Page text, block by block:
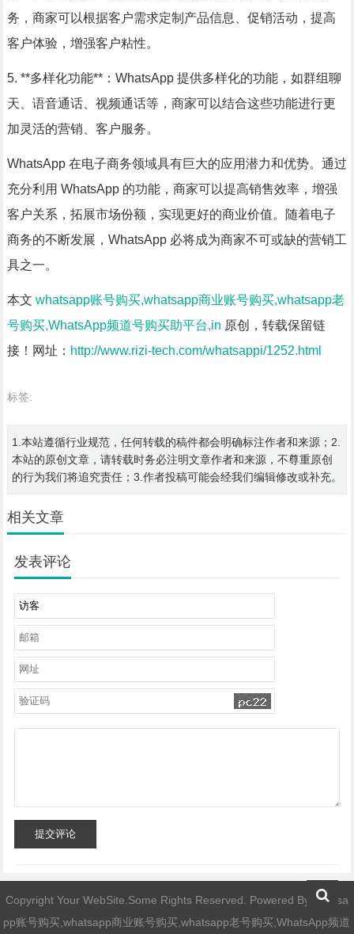
务，商家可以根据客户需求定制产品信息、促销活动，提高
客户体验，增强客户粘性。
5. **多样化功能**：WhatsApp 提供多样化的功能，如群组聊
天、语音通话、视频通话等，商家可以结合这些功能进行更
加灵活的营销、客户服务。
WhatsApp 在电子商务领域具有巨大的应用潜力和优势。通过
充分利用 WhatsApp 的功能，商家可以提高销售效率，增强
客户关系，拓展市场份额，实现更好的商业价值。随着电子
商务的不断发展，WhatsApp 必将成为商家不可或缺的营销工
具之一。
本文 whatsapp账号购买,whatsapp商业账号购买,whatsapp老
号购买,WhatsApp频道号购买助平台,in 原创，转载保留链
接！网址： http://www.rizi-tech.com/whatsappi/1252.html
标签:
1.本站遵循行业规范，任何转载的稿件都会明确标注作者和来源；2.
本站的原创文章，请转载时务必注明文章作者和来源，不尊重原创
的行为我们将追究责任；3.作者投稿可能会经我们编辑修改或补充。
相关文章
发表评论
提交评论
Copyright Your WebSite.Some Rights Reserved. Powered By
whatsa
pp账号购买,whatsapp商业账号购买,whatsapp老号购买,WhatsApp频道